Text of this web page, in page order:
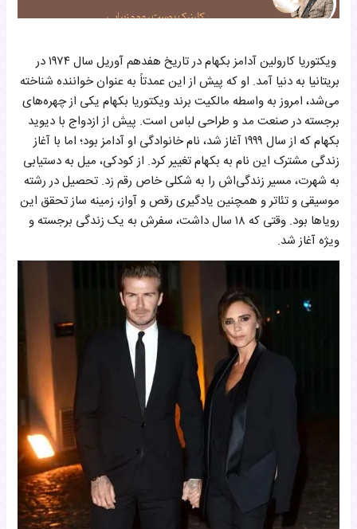
علاقه ویکتوریا به لباس‌های چرمی
ویکتوریا کارولین آدامز بکهام در تاریخ هفدهم آوریل سال ۱۹۷۴ در
بریتانیا به دنیا آمد. او که پیش از این عمدتاً به عنوان خواننده شناخته
می‌شد، امروز به واسطه مالکیت برند ویکتوریا بکهام یکی از چهره‌های
برجسته در صنعت مد و طراحی لباس است. پیش از ازدواج با دیوید
بکهام که از سال ۱۹۹۹ آغاز شد، نام خانوادگی او آدامز بود؛ اما با آغاز
زندگی مشترک این نام به بکهام تغییر کرد. از کودکی، میل به دستیابی
به شهرت، مسیر زندگی‌اش را به شکلی خاص رقم زد. تحصیل در رشته‌
موسیقی و تئاتر و همچنین یادگیری رقص و آواز، زمینه ساز تحقق این
رویاها بود. وقتی که ۱۸ سال داشت، سفرش به یک زندگی برجسته و
ویژه آغاز شد.